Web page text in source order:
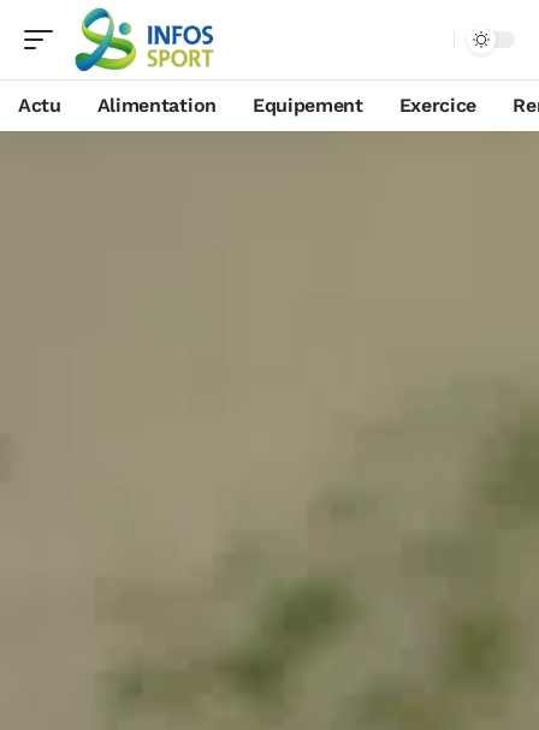
Actu Alimentation Equipement Exercice